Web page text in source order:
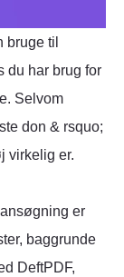
bruge til
du har brug for
Selvom
don & rsquo;
virkelig er.
er
baggrunde
DeftPDF,